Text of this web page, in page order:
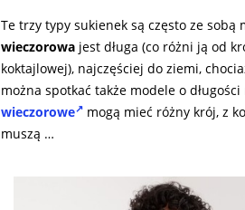
Te trzy typy sukienek są często ze sobą
wieczorowa jest długa (co różni ją od
koktajlowej), najczęściej do ziemi,
można spotkać także modele o
wieczorowe
mogą mieć różny krój, z
muszą …